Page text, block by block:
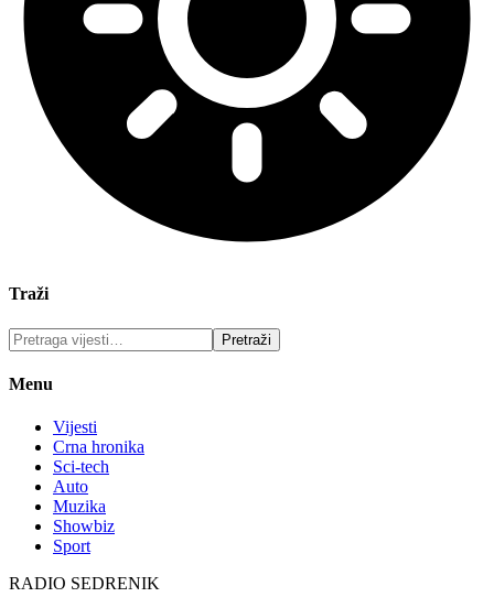
Traži
Menu
Vijesti
Crna hronika
Sci-tech
Auto
Muzika
Showbiz
Sport
RADIO SEDRENIK